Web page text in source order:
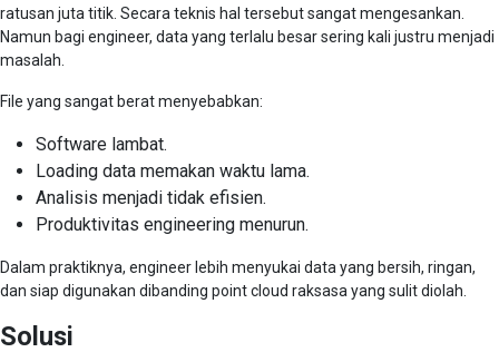
ratusan juta titik. Secara teknis hal tersebut sangat mengesankan.
Namun bagi engineer, data yang terlalu besar sering kali justru menjadi
masalah.
File yang sangat berat menyebabkan:
Software lambat.
Loading data memakan waktu lama.
Analisis menjadi tidak efisien.
Produktivitas engineering menurun.
Dalam praktiknya, engineer lebih menyukai data yang bersih, ringan,
dan siap digunakan dibanding point cloud raksasa yang sulit diolah.
Solusi